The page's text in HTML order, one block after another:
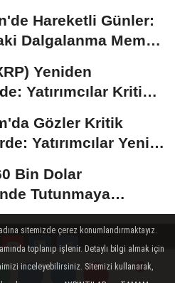
Hareketli Günler:
Dalgalanma Meme
Yeniden
Yatırımcılar Kritik
Gözler Kritik
Yatırımcılar Yeni
Bin Dolar
Tutunmaya
Piyasalarda...
sitemizde çerez konumlandırmaktayız.
toplanıp işlenir. Detaylı bilgi almak için
inceleyebilirsiniz. Sitemizi kullanarak,